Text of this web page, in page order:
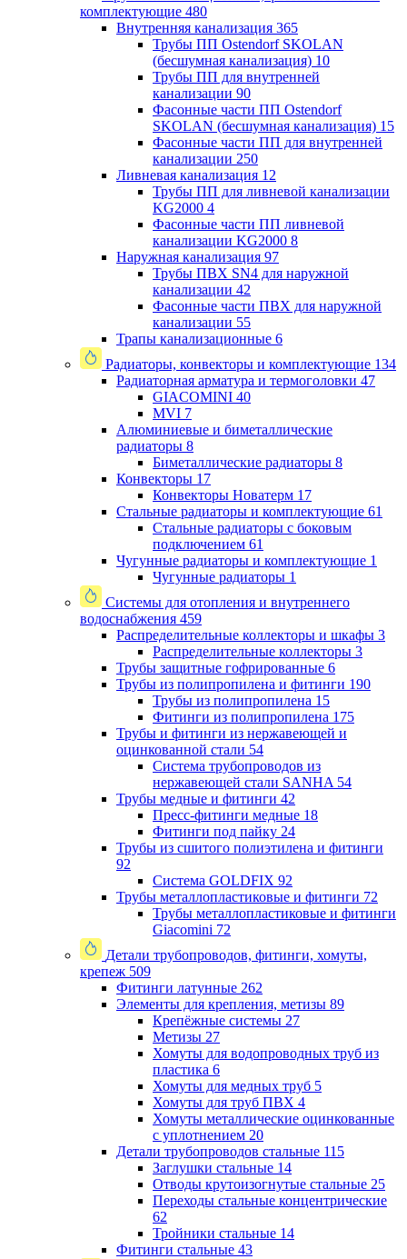
комплектующие 480
Внутренняя канализация 365
Трубы ПП Ostendorf SKOLAN
(бесшумная канализация) 10
Трубы ПП для внутренней
канализации 90
Фасонные части ПП Ostendorf
SKOLAN (бесшумная канализация) 15
Фасонные части ПП для внутренней
канализации 250
Ливневая канализация 12
Трубы ПП для ливневой канализации
KG2000 4
Фасонные части ПП ливневой
канализации KG2000 8
Наружная канализация 97
Трубы ПВХ SN4 для наружной
канализации 42
Фасонные части ПВХ для наружной
канализации 55
Трапы канализационные 6
Радиаторы, конвекторы и комплектующие 134
Радиаторная арматура и термоголовки 47
GIACOMINI 40
MVI 7
Алюминиевые и биметаллические
радиаторы 8
Биметаллические радиаторы 8
Конвекторы 17
Конвекторы Новатерм 17
Стальные радиаторы и комплектующие 61
Стальные радиаторы с боковым
подключением 61
Чугунные радиаторы и комплектующие 1
Чугунные радиаторы 1
Системы для отопления и внутреннего
водоснабжения 459
Распределительные коллекторы и шкафы 3
Распределительные коллекторы 3
Трубы защитные гофрированные 6
Трубы из полипропилена и фитинги 190
Трубы из полипропилена 15
Фитинги из полипропилена 175
Трубы и фитинги из нержавеющей и
оцинкованной стали 54
Система трубопроводов из
нержавеющей стали SANHA 54
Трубы медные и фитинги 42
Пресс-фитинги медные 18
Фитинги под пайку 24
Трубы из сшитого полиэтилена и фитинги
92
Система GOLDFIX 92
Трубы металлопластиковые и фитинги 72
Трубы металлопластиковые и фитинги
Giacomini 72
Детали трубопроводов, фитинги, хомуты,
крепеж 509
Фитинги латунные 262
Элементы для крепления, метизы 89
Крепёжные системы 27
Метизы 27
Хомуты для водопроводных труб из
пластика 6
Хомуты для медных труб 5
Хомуты для труб ПВХ 4
Хомуты металлические оцинкованные
с уплотнением 20
Детали трубопроводов стальные 115
Заглушки стальные 14
Отводы крутоизогнутые стальные 25
Переходы стальные концентрические
62
Тройники стальные 14
Фитинги стальные 43